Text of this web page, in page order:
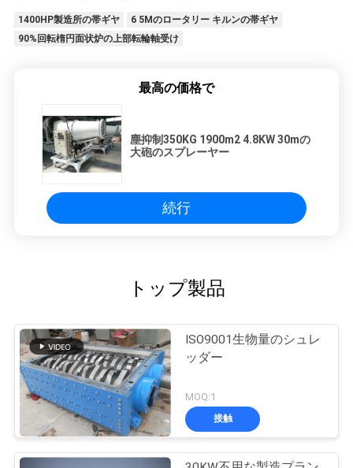
リ
1400HP製造所の帯ギヤ
6 5Mのロータリー キルンの帯ギヤ
90%回転楕円面状炉の上部転輪軸受け
最高の価格で
塵抑制350KG 1900m2 4.8KW 30mの
大砲のスプレーヤー
続行
トップ製品
ISO9001生物量のシュレ
ッダー
MOQ:1
接触